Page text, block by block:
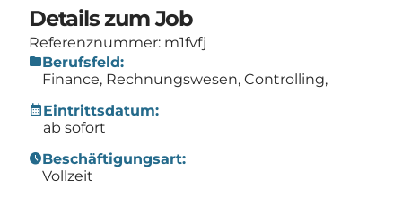
Details zum Job
Referenznummer: m1fvfj
folderBerufsfeld:
Finance, Rechnungswesen, Controlling,
calendar_monthEintrittsdatum:
ab sofort
scheduleBeschäftigungsart:
Vollzeit